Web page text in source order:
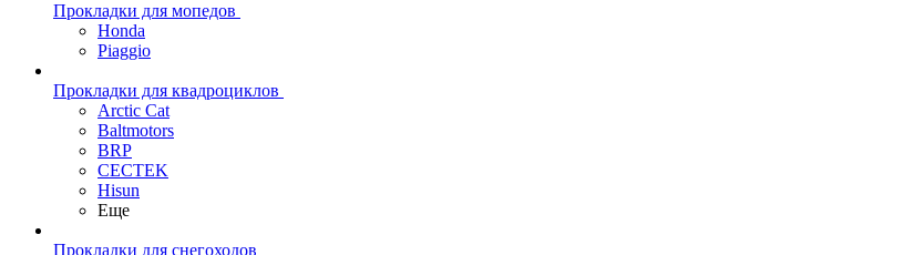
Прокладки для мопедов
Honda
Piaggio
Прокладки для квадроциклов
Arctic Cat
Baltmotors
BRP
CECTEK
Hisun
Еще
Прокладки для снегоходов